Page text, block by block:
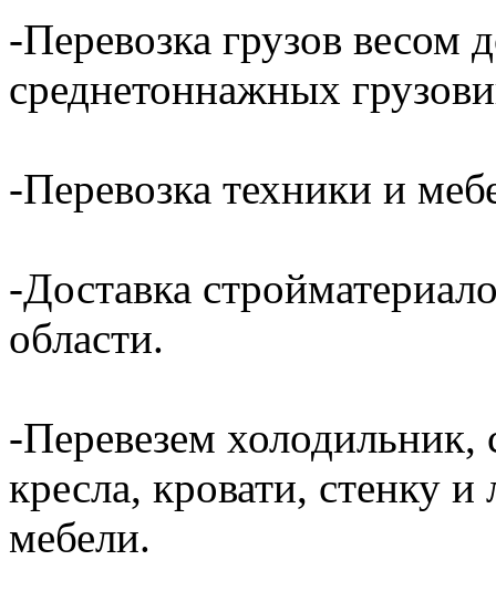
-Перевозка грузов весом
среднетоннажных
-Перевозка техники и
-Доставка
области.
-Перевезем
кресла, кровати, стенку
мебели.